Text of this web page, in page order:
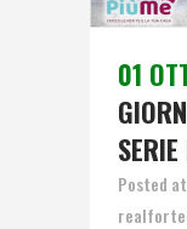
01
SERIE
Posted